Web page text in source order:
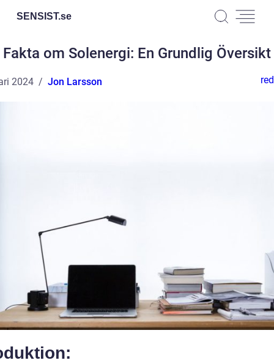
SENSIST.se
Fakta om Solenergi: En Grundlig Översikt
2024 Jon Larsson